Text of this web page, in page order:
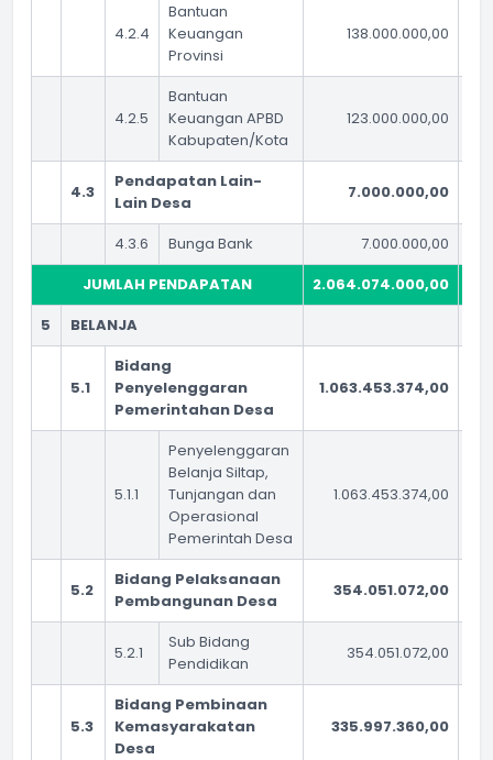
4.2.4
Bantuan
Keuangan
Provinsi
138.000.000,00
4.2.5
Bantuan
Keuangan APBD
Kabupaten/Kota
123.000.000,00
4.3
Pendapatan Lain-
Lain Desa
7.000.000,00
4.3.6 Bunga Bank
7.000.000,00
JUMLAH PENDAPATAN
2.064.074.000,00
5
BELANJA
5.1
Bidang
Penyelenggaran
Pemerintahan Desa
1.063.453.374,00
5.1.1
Penyelenggaran
Belanja Siltap,
Tunjangan dan
Operasional
Pemerintah Desa
1.063.453.374,00
5.2
Bidang Pelaksanaan
Pembangunan Desa
354.051.072,00
5.2.1
Sub Bidang
Pendidikan
354.051.072,00
5.3
Bidang Pembinaan
Kemasyarakatan
Desa
335.997.360,00